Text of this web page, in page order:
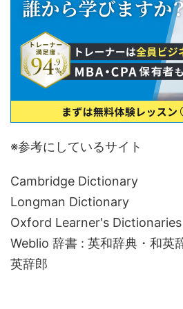
※参考にしているサイト
Cambridge Dictionary
Longman Dictionary
Oxford Learner's Dictionaries
Weblio 辞書 : 英和辞典・和英
英辞郎